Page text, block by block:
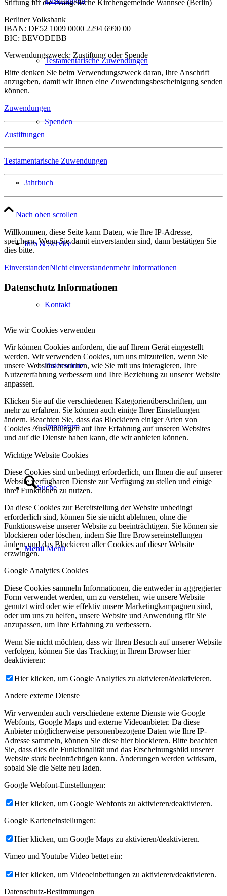
Testamentarische Zuwendungen
Spenden
Jahrbuch
Info & Service
Kontakt
Datenschutz
Impressum
Suche
Menü Menü
Stiftung für die evangelische Kirchengemeinde Wannsee (Berlin)
Berliner Volksbank
IBAN: DE52 1009 0000 2294 6990 00
BIC: BEVODEBB
Verwendungszweck: Zustiftung oder Spende
Bitte denken Sie beim Verwendungszweck daran, Ihre Anschrift
anzugeben, damit wir Ihnen eine Zuwendungsbescheinigung senden
können.
Zuwendungen
Zustiftungen
Testamentarische Zuwendungen
Spenden
Nach oben scrollen
Willkommen, diese Seite kann Daten, wie Ihre IP-Adresse,
speichern. Wenn Sie damit einverstanden sind, dann bestätigen Sie
dies bitte.
EinverstandenNicht einverstandenmehr Informationen
Datenschutz Informationen
Wie wir Cookies verwenden
Wir können Cookies anfordern, die auf Ihrem Gerät eingestellt
werden. Wir verwenden Cookies, um uns mitzuteilen, wenn Sie
unsere Websites besuchen, wie Sie mit uns interagieren, Ihre
Nutzererfahrung verbessern und Ihre Beziehung zu unserer Website
anpassen.
Klicken Sie auf die verschiedenen Kategorienüberschriften, um
mehr zu erfahren. Sie können auch einige Ihrer Einstellungen
ändern. Beachten Sie, dass das Blockieren einiger Arten von
Cookies Auswirkungen auf Ihre Erfahrung auf unseren Websites
und auf die Dienste haben kann, die wir anbieten können.
Wichtige Website Cookies
Diese Cookies sind unbedingt erforderlich, um Ihnen die auf unserer
Website verfügbaren Dienste zur Verfügung zu stellen und einige
ihrer Funktionen zu nutzen.
Da diese Cookies zur Bereitstellung der Website unbedingt
erforderlich sind, können Sie sie nicht ablehnen, ohne die
Funktionsweise unserer Website zu beeinträchtigen. Sie können sie
blockieren oder löschen, indem Sie Ihre Browsereinstellungen
ändern und das Blockieren aller Cookies auf dieser Website
erzwingen.
Google Analytics Cookies
Diese Cookies sammeln Informationen, die entweder in aggregierter
Form verwendet werden, um zu verstehen, wie unsere Website
genutzt wird oder wie effektiv unsere Marketingkampagnen sind,
oder um uns zu helfen, unsere Website und Anwendung für Sie
anzupassen, um Ihre Erfahrung zu verbessern.
Wenn Sie nicht möchten, dass wir Ihren Besuch auf unserer Website
verfolgen, können Sie das Tracking in Ihrem Browser hier
deaktivieren:
Hier klicken, um Google Analytics zu aktivieren/deaktivieren.
Andere externe Dienste
Wir verwenden auch verschiedene externe Dienste wie Google
Webfonts, Google Maps und externe Videoanbieter. Da diese
Anbieter möglicherweise personenbezogene Daten wie Ihre IP-
Adresse sammeln, können Sie diese hier blockieren. Bitte beachten
Sie, dass dies die Funktionalität und das Erscheinungsbild unserer
Website stark beeinträchtigen kann. Änderungen werden wirksam,
sobald Sie die Seite neu laden.
Google Webfont-Einstellungen:
Hier klicken, um Google Webfonts zu aktivieren/deaktivieren.
Google Karteneinstellungen:
Hier klicken, um Google Maps zu aktivieren/deaktivieren.
Vimeo und Youtube Video bettet ein:
Hier klicken, um Videoeinbettungen zu aktivieren/deaktivieren.
Datenschutz-Bestimmungen